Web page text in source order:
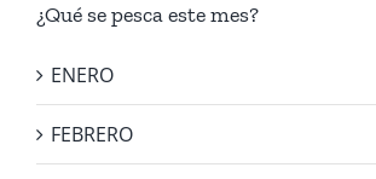
¿Qué se pesca este mes?
ENERO
FEBRERO